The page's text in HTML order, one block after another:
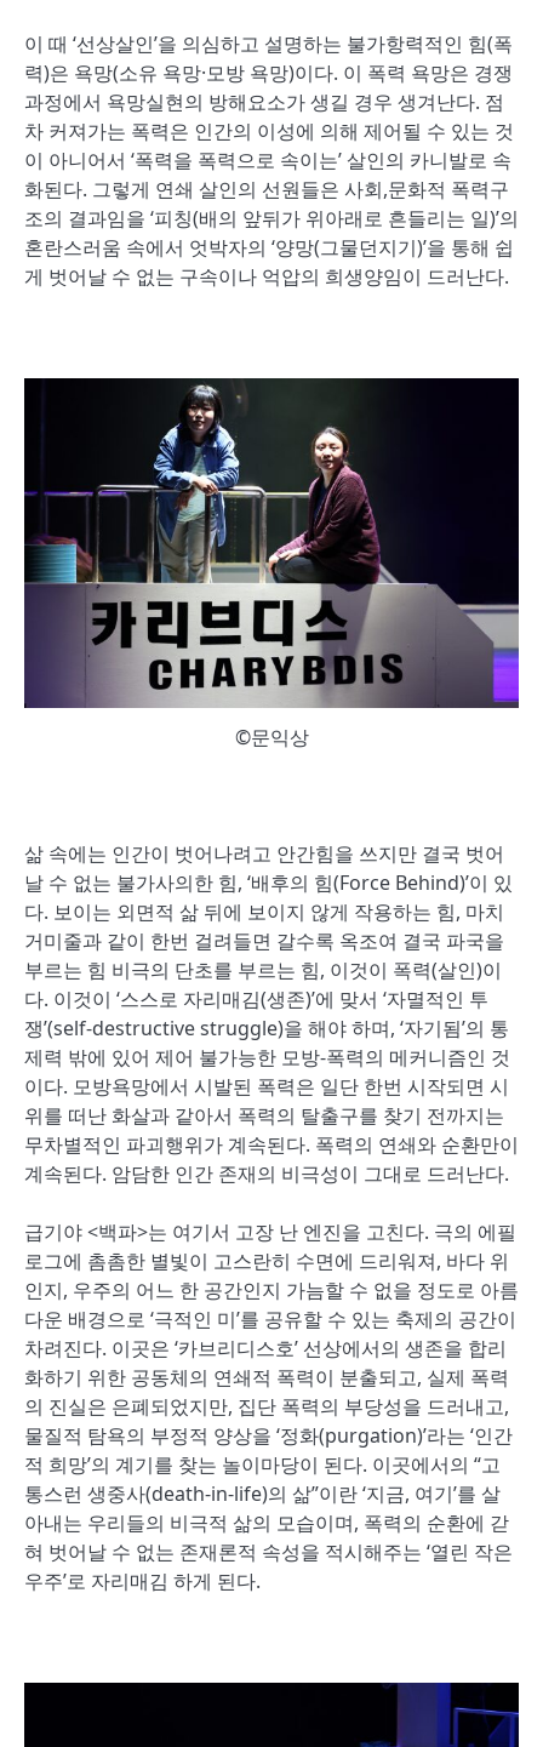
이 때 ‘선상살인’을 의심하고 설명하는 불가항력적인 힘(폭
력)은 욕망(소유 욕망·모방 욕망)이다. 이 폭력 욕망은 경쟁
과정에서 욕망실현의 방해요소가 생길 경우 생겨난다. 점
차 커져가는 폭력은 인간의 이성에 의해 제어될 수 있는 것
이 아니어서 ‘폭력을 폭력으로 속이는’ 살인의 카니발로 속
화된다. 그렇게 연쇄 살인의 선원들은 사회,문화적 폭력구
조의 결과임을 ‘피칭(배의 앞뒤가 위아래로 흔들리는 일)’의
혼란스러움 속에서 엇박자의 ‘양망(그물던지기)’을 통해 쉽
게 벗어날 수 없는 구속이나 억압의 희생양임이 드러난다.
©문익상
삶 속에는 인간이 벗어나려고 안간힘을 쓰지만 결국 벗어
날 수 없는 불가사의한 힘, ‘배후의 힘(Force Behind)’이 있
다. 보이는 외면적 삶 뒤에 보이지 않게 작용하는 힘, 마치
거미줄과 같이 한번 걸려들면 갈수록 옥조여 결국 파국을
부르는 힘 비극의 단초를 부르는 힘, 이것이 폭력(살인)이
다. 이것이 ‘스스로 자리매김(생존)’에 맞서 ‘자멸적인 투
쟁’(self-destructive struggle)을 해야 하며, ‘자기됨’의 통
제력 밖에 있어 제어 불가능한 모방-폭력의 메커니즘인 것
이다. 모방욕망에서 시발된 폭력은 일단 한번 시작되면 시
위를 떠난 화살과 같아서 폭력의 탈출구를 찾기 전까지는
무차별적인 파괴행위가 계속된다. 폭력의 연쇄와 순환만이
계속된다. 암담한 인간 존재의 비극성이 그대로 드러난다.
급기야 <백파>는 여기서 고장 난 엔진을 고친다. 극의 에필
로그에 촘촘한 별빛이 고스란히 수면에 드리워져, 바다 위
인지, 우주의 어느 한 공간인지 가늠할 수 없을 정도로 아름
다운 배경으로 ‘극적인 미’를 공유할 수 있는 축제의 공간이
차려진다. 이곳은 ‘카브리디스호’ 선상에서의 생존을 합리
화하기 위한 공동체의 연쇄적 폭력이 분출되고, 실제 폭력
의 진실은 은폐되었지만, 집단 폭력의 부당성을 드러내고,
물질적 탐욕의 부정적 양상을 ‘정화(purgation)’라는 ‘인간
적 희망’의 계기를 찾는 놀이마당이 된다. 이곳에서의 “고
통스런 생중사(death-in-life)의 삶”이란 ‘지금, 여기’를 살
아내는 우리들의 비극적 삶의 모습이며, 폭력의 순환에 갇
혀 벗어날 수 없는 존재론적 속성을 적시해주는 ‘열린 작은
우주’로 자리매김 하게 된다.